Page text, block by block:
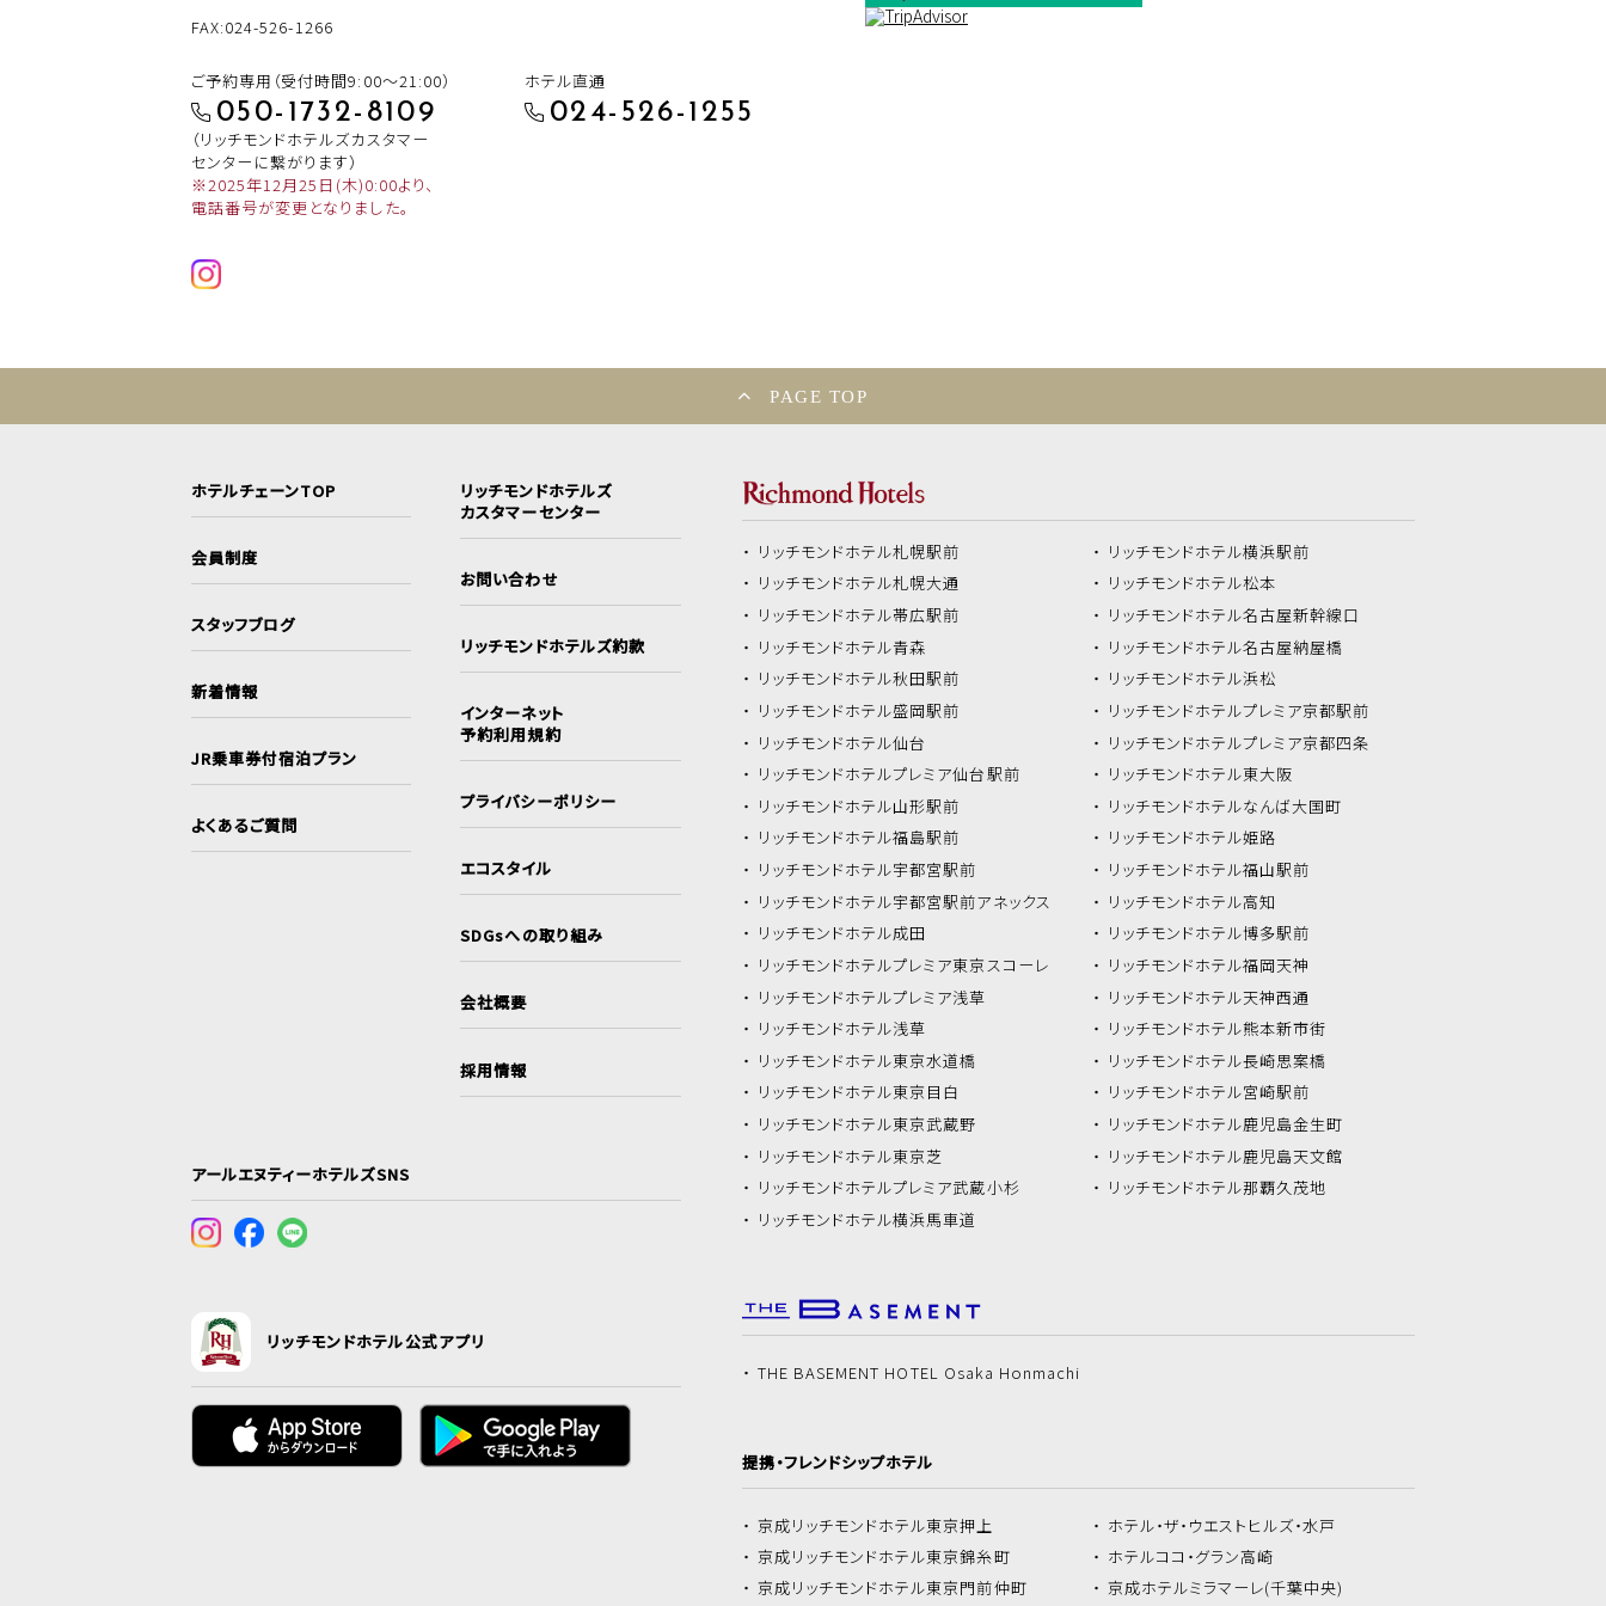
FAX:024-526-1266
ご予約専用（受付時間9:00～21:00）
050-1732-8109
（リッチモンドホテルズカスタマー
センターに繋がります）
※2025年12月25日(木)0:00より、
電話番号が変更となりました。
ホテル直通
024-526-1255
PAGE TOP
ホテルチェーンTOP
会員制度
スタッフブログ
新着情報
JR乗車券付宿泊プラン
よくあるご質問
リッチモンドホテルズ
カスタマーセンター
お問い合わせ
リッチモンドホテルズ約款
インターネット
予約利用規約
プライバシーポリシー
エコスタイル
SDGsへの取り組み
会社概要
採用情報
アールエヌティーホテルズSNS
リッチモンドホテル公式アプリ
リッチモンドホテル札幌駅前
リッチモンドホテル札幌大通
リッチモンドホテル帯広駅前
リッチモンドホテル青森
リッチモンドホテル秋田駅前
リッチモンドホテル盛岡駅前
リッチモンドホテル仙台
リッチモンドホテルプレミア仙台駅前
リッチモンドホテル山形駅前
リッチモンドホテル福島駅前
リッチモンドホテル宇都宮駅前
リッチモンドホテル宇都宮駅前アネックス
リッチモンドホテル成田
リッチモンドホテルプレミア東京スコーレ
リッチモンドホテルプレミア浅草
リッチモンドホテル浅草
リッチモンドホテル東京水道橋
リッチモンドホテル東京目白
リッチモンドホテル東京武蔵野
リッチモンドホテル東京芝
リッチモンドホテルプレミア武蔵小杉
リッチモンドホテル横浜馬車道
リッチモンドホテル横浜駅前
リッチモンドホテル松本
リッチモンドホテル名古屋新幹線口
リッチモンドホテル名古屋納屋橋
リッチモンドホテル浜松
リッチモンドホテルプレミア京都駅前
リッチモンドホテルプレミア京都四条
リッチモンドホテル東大阪
リッチモンドホテルなんば大国町
リッチモンドホテル姫路
リッチモンドホテル福山駅前
リッチモンドホテル高知
リッチモンドホテル博多駅前
リッチモンドホテル福岡天神
リッチモンドホテル天神西通
リッチモンドホテル熊本新市街
リッチモンドホテル長崎思案橋
リッチモンドホテル宮崎駅前
リッチモンドホテル鹿児島金生町
リッチモンドホテル鹿児島天文館
リッチモンドホテル那覇久茂地
THE BASEMENT HOTEL Osaka Honmachi
提携・フレンドシップホテル
京成リッチモンドホテル東京押上 ホテル・ザ・ ウエストヒルズ・水戸
京成リッチモンドホテル東京錦糸町 ホテルココ・グラン高崎
京成リッチモンドホテル東京門前仲町 京成ホテルミラマーレ(千葉中央)